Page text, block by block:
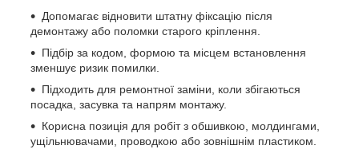
Допомагає відновити штатну фіксацію після
демонтажу або поломки старого кріплення.
Підбір за кодом, формою та місцем встановлення
зменшує ризик помилки.
Підходить для ремонтної заміни, коли збігаються
посадка, засувка та напрям монтажу.
Корисна позиція для робіт з обшивкою, молдингами,
ущільнювачами, проводкою або зовнішнім пластиком.